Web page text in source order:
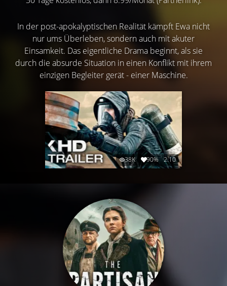
In der post-apokalyptischen Realität kämpft Ewa nicht
nur ums Überleben, sondern auch mit akuter
Einsamkeit. Das eigentliche Drama beginnt, als sie
durch die absurde Situation in einen Konflikt mit ihrem
einzigen Begleiter gerät - einer Maschine.
38K 90% 2:10